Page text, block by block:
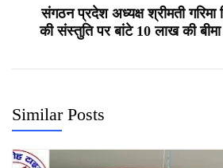
संगठन प्रदेश अध्यक्ष श्रीमती गरिमा
की संस्तुति पर बांटे 10 लाख की बीमा
Similar Posts